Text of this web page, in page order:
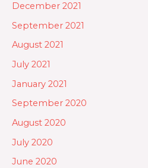
December 2021
September 2021
August 2021
July 2021
January 2021
September 2020
August 2020
July 2020
June 2020